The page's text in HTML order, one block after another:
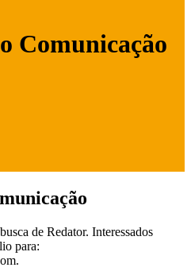
Comunicação
de Redator. Interessados
para: